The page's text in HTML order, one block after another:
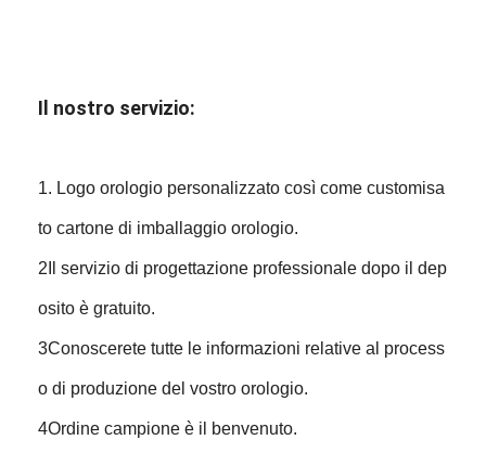
Il nostro servizio:
1. Logo orologio personalizzato così come customisa
to cartone di imballaggio orologio.
2Il servizio di progettazione professionale dopo il dep
osito è gratuito.
3Conoscerete tutte le informazioni relative al process
o di produzione del vostro orologio.
4Ordine campione è il benvenuto.